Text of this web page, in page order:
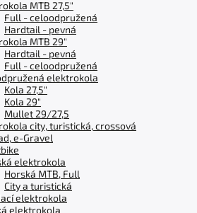
MTB 27,5"
Full - celoodpružená
Hardtail - pevná
MTB 29"
Hardtail - pevná
Full - celoodpružená
elektrokola
Kola 27,5"
Kola 29"
Mullet 29/27,5
city, turistická, crossová
e-Gravel
elektrokola
Horská MTB, Full
City a turistická
elektrokola
elektrokola